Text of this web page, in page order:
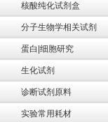
核酸纯化试剂盒
分子生物学相关试剂
蛋白|细胞研究
生化试剂
诊断试剂原料
实验常用耗材